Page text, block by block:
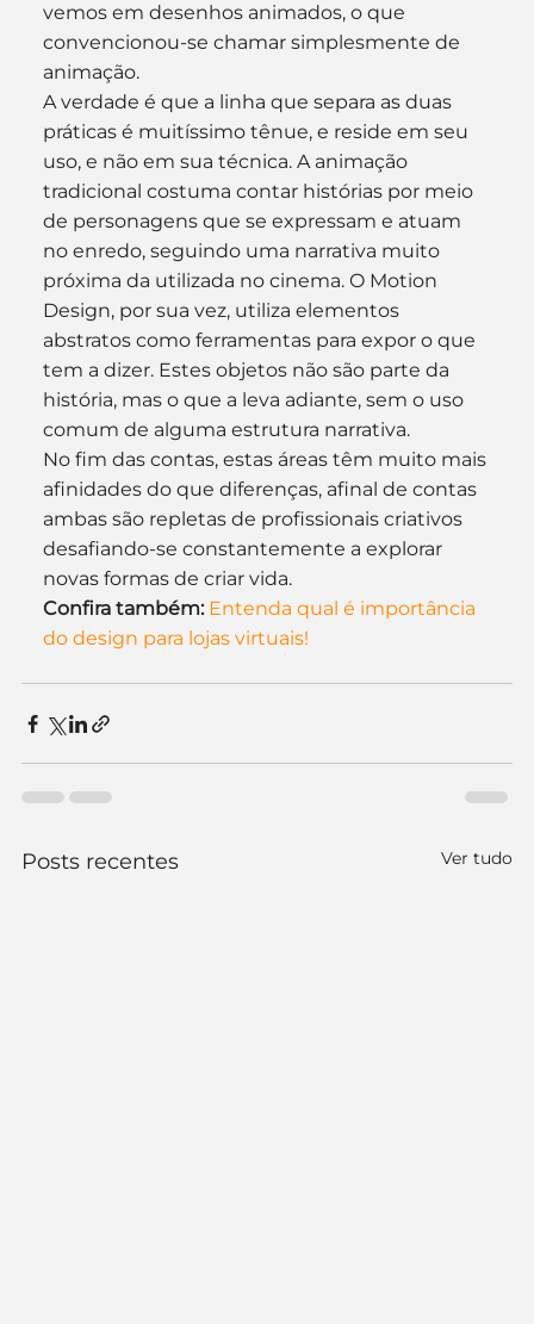
vemos em desenhos animados, o que
convencionou-se chamar simplesmente de
animação.
A verdade é que a linha que separa as duas
práticas é muitíssimo tênue, e reside em seu
uso, e não em sua técnica. A animação
tradicional costuma contar histórias por meio
de personagens que se expressam e atuam
no enredo, seguindo uma narrativa muito
próxima da utilizada no cinema. O Motion
Design, por sua vez, utiliza elementos
abstratos como ferramentas para expor o que
tem a dizer. Estes objetos não são parte da
história, mas o que a leva adiante, sem o uso
comum de alguma estrutura narrativa.
No fim das contas, estas áreas têm muito mais
afinidades do que diferenças, afinal de contas
ambas são repletas de profissionais criativos
desafiando-se constantemente a explorar
novas formas de criar vida.
Confira também: Entenda qual é importância
do design para lojas virtuais!
Posts recentes Ver tudo